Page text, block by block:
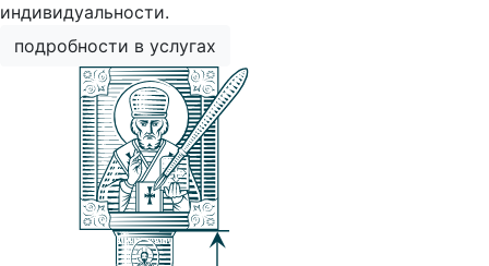
индивидуальности.
подробности в услугах